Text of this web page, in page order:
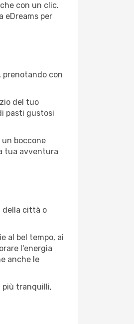
con un clic.
eDreams per
prenotando con
del tuo
pasti gustosi
boccone
tua avventura
della città o
al bel tempo, ai
l'energia
anche le
più tranquilli,